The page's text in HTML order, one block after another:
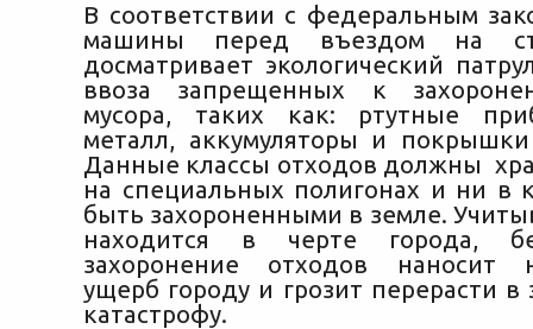
В соответствии с федеральным
машины перед въездом на
досматривает экологический
ввоза запрещенных к
мусора, таких как: ртутные
металл, аккумуляторы и
Данные классы отходов должны
на специальных полигонах и ни в
быть захороненными в земле.
находится в черте города,
захоронение отходов наносит
ущерб городу и грозит перерасти в
катастрофу.